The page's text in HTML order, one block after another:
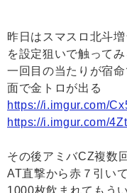
昨日はスマスロ北斗
を設定狙いで触ってみ
一回目の当たりが宿
面で金トロが出る
https://i.imgur.com/
https://i.imgur.com/
その後アミバCZ複数
AT直撃から赤７引い